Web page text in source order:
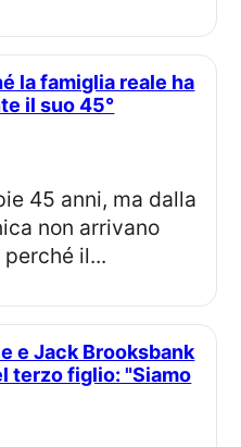
il suo 45°
non arrivano
il...
terzo figlio: "Siamo